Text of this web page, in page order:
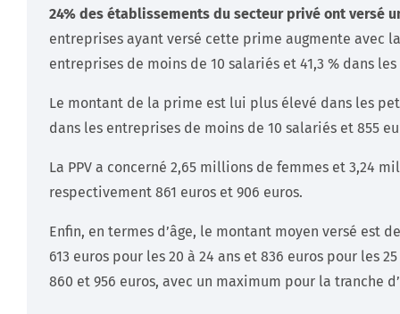
24% des établissements du secteur privé ont versé
entreprises ayant versé cette prime augmente avec
entreprises de moins de 10 salariés et 41,3 % dans
Le montant de la prime est lui plus élevé dans les
dans les entreprises de moins de 10 salariés et 855
La PPV a concerné 2,65 millions de femmes et 3,24
respectivement 861 euros et 906 euros.
Enfin, en termes d’âge, le montant moyen versé est
613 euros pour les 20 à 24 ans et 836 euros pour les
860 et 956 euros, avec un maximum pour la tranche